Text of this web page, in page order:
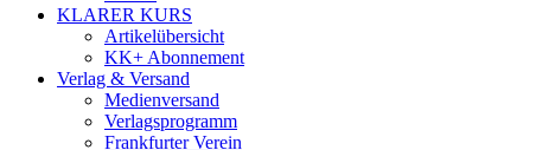
KLARER KURS
Artikelübersicht
KK+ Abonnement
Verlag & Versand
Medienversand
Verlagsprogramm
Frankfurter Verein